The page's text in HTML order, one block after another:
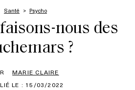
Santé Psycho
nous des
?
MARIE CLAIRE
LE : 15/03/2022